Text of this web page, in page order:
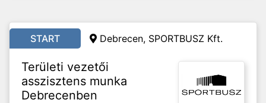
START Debrecen, SPORTBUSZ Kft.
Területi vezetői
asszisztens munka
Debrecenben